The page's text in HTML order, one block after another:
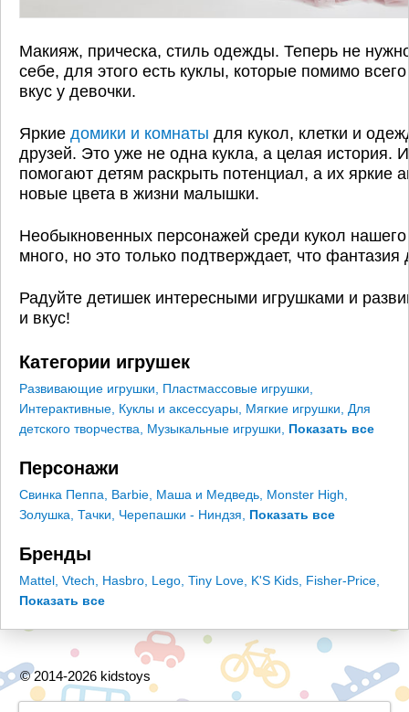
Макияж, прическа, стиль одежды. Теперь не
себе, для этого есть куклы, которые помимо
вкус у девочки.
Яркие домики и комнаты для кукол, клетки и
друзей. Это уже не одна кукла, а целая история.
помогают детям раскрыть потенциал, а их яркие
новые цвета в жизни малышки.
Необыкновенных персонажей среди кукол
много, но это только подтверждает, что фантазия
Радуйте детишек интересными игрушками и
и вкус!
Категории игрушек
Развивающие игрушки Пластмассовые игрушки
Интерактивные Куклы и аксессуары Мягкие игрушки
Для
детского творчества
Музыкальные игрушки Показать все
Персонажи
Свинка Пеппа Barbie Маша и Медведь Monster High
Золушка Тачки Черепашки - Ниндзя Показать все
Бренды
Mattel Vtech Hasbro Lego Tiny Love K'S Kids Fisher-Price
Показать все
© 2014-2026 kidstoys